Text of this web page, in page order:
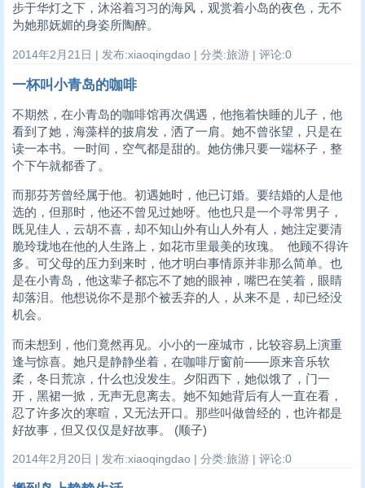
步于华灯之下，沐浴着习习的海风，观赏着小岛的夜色，无不
为她那妩媚的身姿所陶醉。
2014年2月21日 | 发布:xiaoqingdao | 分类:旅游 | 评论:0
一杯叫小青岛的咖啡
不期然，在小青岛的咖啡馆再次偶遇，他拖着快睡的儿子，他
看到了她，海藻样的披肩发，洒了一肩。她不曾张望，只是在
读一本书。一时间，空气都是甜的。她仿佛只要一端杯子，整
个下午就都香了。
而那芬芳曾经属于他。初遇她时，他已订婚。要结婚的人是他
选的，但那时，他还不曾见过她呀。他也只是一个寻常男子，
既见佳人，云胡不喜，却不知山外有山人外有人，她注定要清
脆玲珑地在他的人生路上，如花市里最美的玫瑰。 他顾不得许
多。可父母的压力到来时，他才明白事情原并非那么简单。也
是在小青岛，他这辈子都忘不了她的眼神，嘴巴在笑着，眼睛
却落泪。他想说你不是那个被丢弃的人，从来不是，却已经没
机会。
而未想到，他们竟然再见。小小的一座城市，比较容易上演重
逢与惊喜。她只是静静坐着，在咖啡厅窗前——原来音乐软
柔，冬日荒凉，什么也没发生。夕阳西下，她似饿了，门一
开，黑裙一掀，无声无息离去。她不知她背后有人一直在看，
忍了许多次的寒暄，又无法开口。那些叫做曾经的，也许都是
好故事，但又仅仅是好故事。 (顺子)
2014年2月20日 | 发布:xiaoqingdao | 分类:旅游 | 评论:0